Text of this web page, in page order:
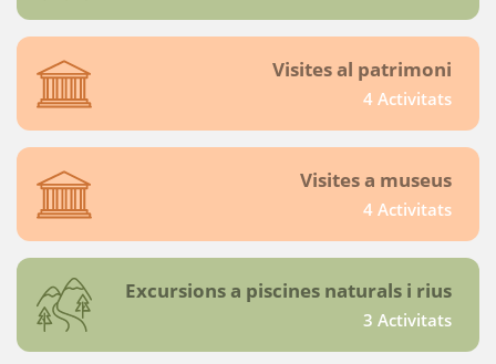
Visites al patrimoni
4 Activitats
Visites a museus
4 Activitats
Excursions a piscines naturals i rius
3 Activitats